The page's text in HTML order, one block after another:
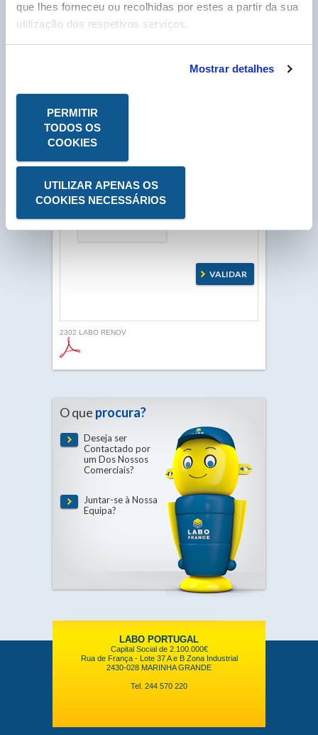
que lhes forneceu ou recolhidas por estes a partir da sua
utilização dos respetivos serviços.
Mostrar detalhes
PERMITIR
TODOS OS
COOKIES
UTILIZAR APENAS OS
COOKIES NECESSÁRIOS
que começa por um P, para poder descarregar as
* Campo obrigatório
2302 LABO RENOV
O que procura?
Deseja ser
Contactado por
um Dos Nossos
Comerciais?
Juntar-se à Nossa
Equipa?
LABO PORTUGAL
Capital Social de 2.100.000€
Rua de França - Lote 37 A e B Zona Industrial
2430-028 MARINHA GRANDE
Tel. 244 570 220